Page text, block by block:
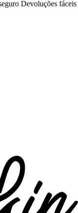
Devoluções fáceis